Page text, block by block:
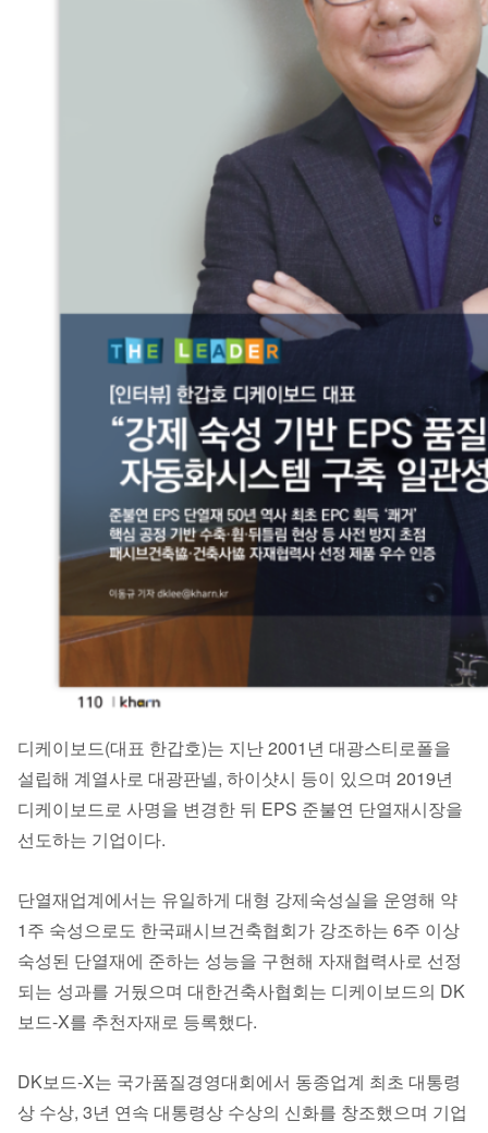
디케이보드(대표 한갑호)는 지난 2001년 대광스티로폴을
설립해 계열사로 대광판넬, 하이샷시 등이 있으며 2019년
디케이보드로 사명을 변경한 뒤 EPS 준불연 단열재시장을
선도하는 기업이다.
단열재업계에서는 유일하게 대형 강제숙성실을 운영해 약
1주 숙성으로도 한국패시브건축협회가 강조하는 6주 이상
숙성된 단열재에 준하는 성능을 구현해 자재협력사로 선정
되는 성과를 거뒀으며 대한건축사협회는 디케이보드의 DK
보드-X를 추천자재로 등록했다.
DK보드-X는 국가품질경영대회에서 동종업계 최초 대통령
상 수상, 3년 연속 대통령상 수상의 신화를 창조했으며 기업